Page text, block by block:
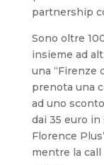
partnership
Sono oltre
insieme ad
una “Firenze
prenota una
ad uno
dai 35 euro in
Florence
mentre la